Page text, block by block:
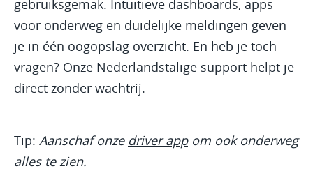
gebruiksgemak. Intuïtieve dashboards, apps
voor onderweg en duidelijke meldingen geven
je in één oogopslag overzicht. En heb je toch
vragen? Onze Nederlandstalige support helpt je
direct zonder wachtrij.
Tip: Aanschaf onze driver appom ook onderweg
alles te zien.